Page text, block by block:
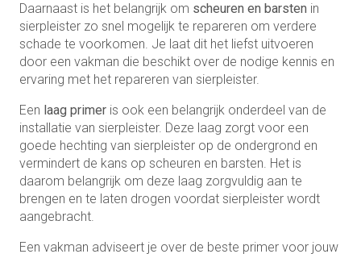
Daarnaast is het belangrijk om scheuren en barsten in
sierpleister zo snel mogelijk te repareren om verdere
schade te voorkomen. Je laat dit het liefst uitvoeren
door een vakman die beschikt over de nodige kennis en
ervaring met het repareren van sierpleister.
Een laag primer is ook een belangrijk onderdeel van de
installatie van sierpleister. Deze laag zorgt voor een
goede hechting van sierpleister op de ondergrond en
vermindert de kans op scheuren en barsten. Het is
daarom belangrijk om deze laag zorgvuldig aan te
brengen en te laten drogen voordat sierpleister wordt
aangebracht.
Een vakman adviseert je over de beste primer voor jouw